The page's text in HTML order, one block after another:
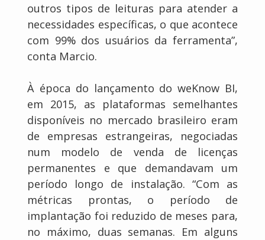
outros tipos de leituras para atender a
necessidades específicas, o que acontece
com 99% dos usuários da ferramenta”,
conta Marcio.
À época do lançamento do weKnow BI,
em 2015, as plataformas semelhantes
disponíveis no mercado brasileiro eram
de empresas estrangeiras, negociadas
num modelo de venda de licenças
permanentes e que demandavam um
período longo de instalação. “Com as
métricas prontas, o período de
implantação foi reduzido de meses para,
no máximo, duas semanas. Em alguns